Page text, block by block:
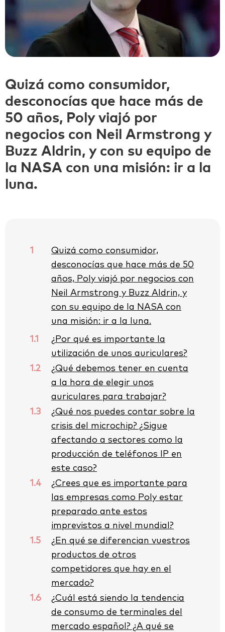
Quizá como consumidor,
desconocías que hace más de
50 años, Poly viajó por
negocios con Neil Armstrong y
Buzz Aldrin, y con su equipo de
la NASA con una misión: ir a la
luna.
1
Quizá como consumidor,
desconocías que hace más de 50
años, Poly viajó por negocios con
Neil Armstrong y Buzz Aldrin, y
con su equipo de la NASA con
una misión: ir a la luna.
1.1
¿Por qué es importante la
utilización de unos auriculares?
1.2
¿Qué debemos tener en cuenta
a la hora de elegir unos
auriculares para trabajar?
1.3
¿Qué nos puedes contar sobre la
crisis del microchip? ¿Sigue
afectando a sectores como la
producción de teléfonos IP en
este caso?
1.4
¿Crees que es importante para
las empresas como Poly estar
preparado ante estos
imprevistos a nivel mundial?
1.5
¿En qué se diferencian vuestros
productos de otros
competidores que hay en el
mercado?
1.6
¿Cuál está siendo la tendencia
de consumo de terminales del
mercado español? ¿A qué se